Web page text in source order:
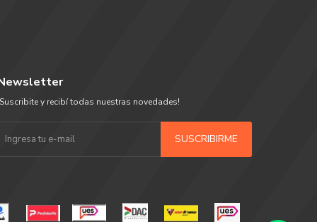
y recibí todas nuestras novedades!
SUSCRIBIRME